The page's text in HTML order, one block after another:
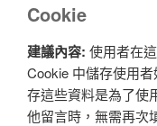
Cookie
建議內容: 使用者在
Cookie 中儲存使用
存這些資料是為了使
他留言時，無需再次